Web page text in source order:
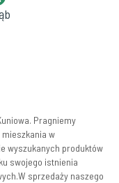
Pragniemy
w
wyszukanych produktów
swojego istnienia
sprzedaży naszego